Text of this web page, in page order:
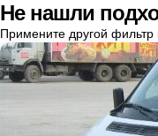
Не нашли
Примените другой